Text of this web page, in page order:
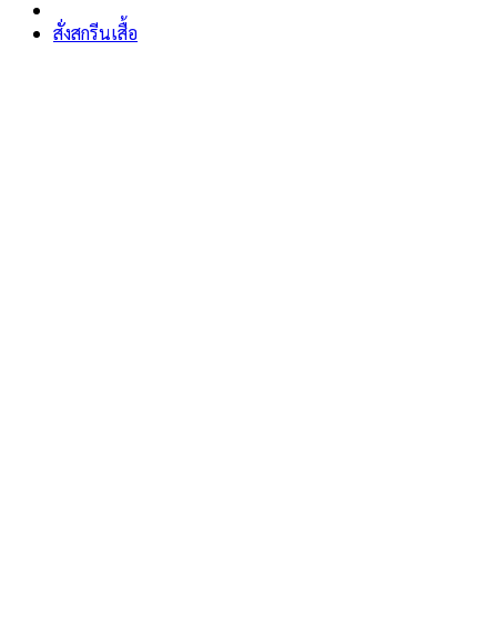
สั่งสกรีนเสื้อ